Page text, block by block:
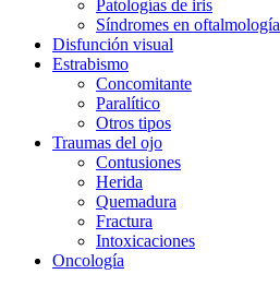
Patologías de iris
Síndromes en oftalmología
Disfunción visual
Estrabismo
Concomitante
Paralítico
Otros tipos
Traumas del ojo
Сontusiones
Herida
Quemadura
Fractura
Intoxicaciones
Oncología